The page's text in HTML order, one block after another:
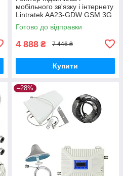
мобільного зв'язку і інтернету
Lintratek AA23-GDW GSM 3G
4G 900 1800 2100 МГц (10/3
дБі)
Готово до відправки
4 888 ₴ 7 446 ₴
Купити
–28%